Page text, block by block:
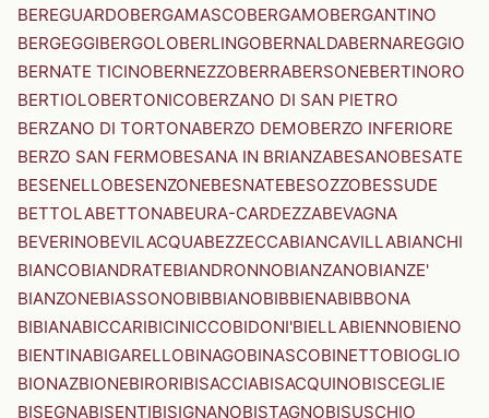
BEREGUARDOBERGAMASCOBERGAMOBERGANTINO
BERGEGGIBERGOLOBERLINGOBERNALDABERNAREGGIO
BERNATE TICINOBERNEZZOBERRABERSONEBERTINORO
BERTIOLOBERTONICOBERZANO DI SAN PIETRO
BERZANO DI TORTONABERZO DEMOBERZO INFERIORE
BERZO SAN FERMOBESANA IN BRIANZABESANOBESATE
BESENELLOBESENZONEBESNATEBESOZZOBESSUDE
BETTOLABETTONABEURA-CARDEZZABEVAGNA
BEVERINOBEVILACQUABEZZECCABIANCAVILLABIANCHI
BIANCOBIANDRATEBIANDRONNOBIANZANOBIANZE'
BIANZONEBIASSONOBIBBIANOBIBBIENABIBBONA
BIBIANABICCARIBICINICCOBIDONI'BIELLABIENNOBIENO
BIENTINABIGARELLOBINAGOBINASCOBINETTOBIOGLIO
BIONAZBIONEBIRORIBISACCIABISACQUINOBISCEGLIE
BISEGNABISENTIBISIGNANOBISTAGNOBISUSCHIO